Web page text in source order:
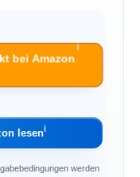
bei Amazon
ℹ︎
lesenℹ︎
werden